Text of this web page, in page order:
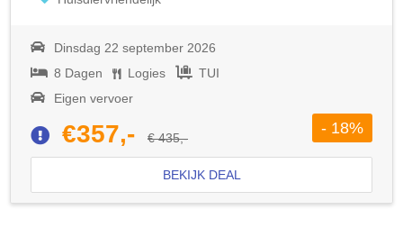
Dinsdag 22 september 2026
8 Dagen
Logies
TUI
Eigen vervoer
€357,- € 435,-
- 18%
BEKIJK DEAL